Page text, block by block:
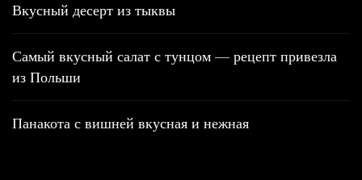
Вкусный десерт из тыквы
Самый вкусный салат с тунцом — рецепт привезла
из Польши
Панакота с вишней вкусная и нежная